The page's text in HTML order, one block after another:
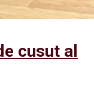
cusut al